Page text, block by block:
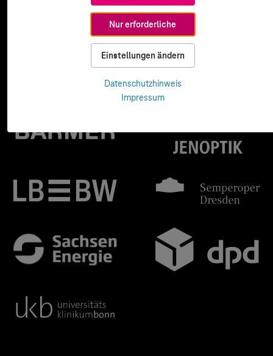
Nur erforderliche
Einstellungen ändern
Datenschutzhinweis
Impressum